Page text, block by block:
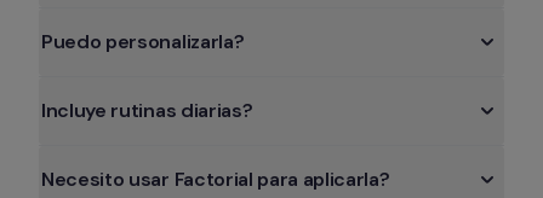
Puedo personalizarla?
Incluye rutinas diarias?
Necesito usar Factorial para aplicarla?